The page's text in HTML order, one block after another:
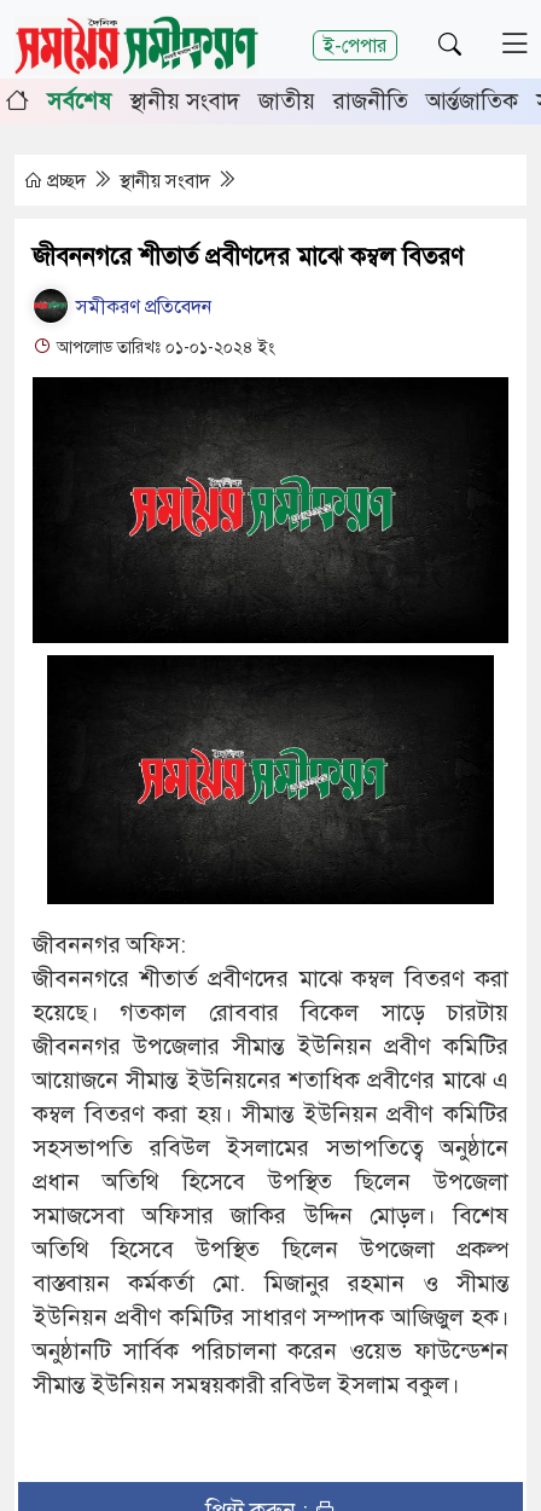
ই-পেপার
শিরোনাম
চুয়াডাঙ্গা-মেহেরপুরে জামায়াতের গণমিছিল
সিনিয়র জেলা জজ রফিকুল ইসলাম
সর্বশেষ স্থানীয় সংবাদ জাতীয় রাজনীতি আর্ন্তজাতিক
প্রচ্ছদ স্থানীয় সংবাদ
জীবননগরে শীতার্ত প্রবীণদের মাঝে কম্বল বিতরণ
সমীকরণ প্রতিবেদন
আপলোড তারিখঃ ০১-০১-২০২৪ ইং
জীবননগর অফিস:
জীবননগরে শীতার্ত প্রবীণদের মাঝে কম্বল বিতরণ করা
হয়েছে। গতকাল রোববার বিকেল সাড়ে চারটায়
জীবননগর উপজেলার সীমান্ত ইউনিয়ন প্রবীণ কমিটির
আয়োজনে সীমান্ত ইউনিয়নের শতাধিক প্রবীণের মাঝে এ
কম্বল বিতরণ করা হয়। সীমান্ত ইউনিয়ন প্রবীণ কমিটির
সহসভাপতি রবিউল ইসলামের সভাপতিত্বে অনুষ্ঠানে
প্রধান অতিথি হিসেবে উপস্থিত ছিলেন উপজেলা
সমাজসেবা অফিসার জাকির উদ্দিন মোড়ল। বিশেষ
অতিথি হিসেবে উপস্থিত ছিলেন উপজেলা প্রকল্প
বাস্তবায়ন কর্মকর্তা মো. মিজানুর রহমান ও সীমান্ত
ইউনিয়ন প্রবীণ কমিটির সাধারণ সম্পাদক আজিজুল হক।
অনুষ্ঠানটি সার্বিক পরিচালনা করেন ওয়েভ ফাউন্ডেশন
সীমান্ত ইউনিয়ন সমন্বয়কারী রবিউল ইসলাম বকুল।